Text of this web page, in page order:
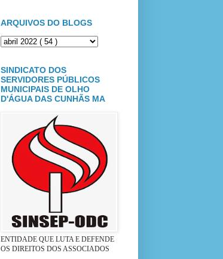
ARQUIVOS DO BLOGS
SINDICATO DOS
SERVIDORES PÚBLICOS
MUNICIPAIS DE OLHO
D'ÁGUA DAS CUNHÃS MA
ENTIDADE QUE LUTA E DEFENDE
OS DIREITOS DOS ASSOCIADOS